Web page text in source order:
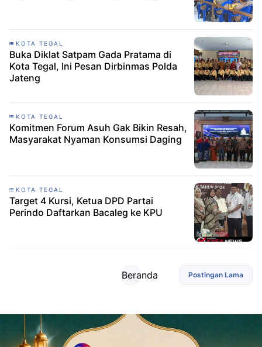
KOTA TEGAL
Buka Diklat Satpam Gada Pratama di
Kota Tegal, Ini Pesan Dirbinmas Polda
Jateng
KOTA TEGAL
Komitmen Forum Asuh Gak Bikin Resah,
Masyarakat Nyaman Konsumsi Daging
KOTA TEGAL
Target 4 Kursi, Ketua DPD Partai
Perindo Daftarkan Bacaleg ke KPU
Postingan Lama
Beranda